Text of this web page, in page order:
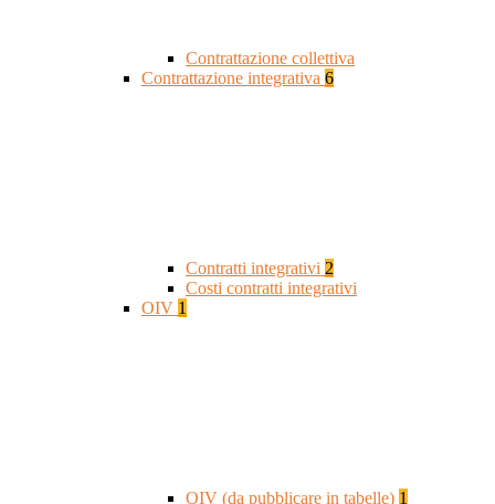
Contrattazione collettiva
Contrattazione integrativa 6
Contratti integrativi 2
Costi contratti integrativi
OIV 1
OIV (da pubblicare in tabelle) 1